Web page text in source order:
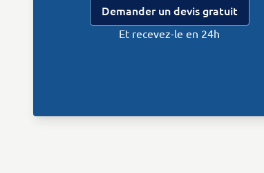
Demander un devis gratuit
Et recevez-le en 24h